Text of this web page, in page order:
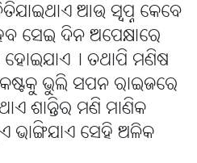
ଆଉ ସ୍ୱପ୍ନ କେବେ
ସେଇ ଦିନ ଅପେକ୍ଷାରେ
ହୋଇଯାଏ୤ ତଥାପି ମଣିଷ
କଷ୍ଟକୁ ଭୁଲି ସପନ ରାଇଜରେ
ଶାନ୍ତିର ମଣି ମାଣିକ
ଭାଙ୍ଗିଯାଏ ସେହି ଅଳିକ